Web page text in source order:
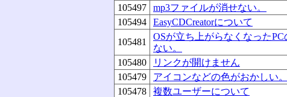
105497
mp3ファイルが消せない。
105494
EasyCDCreatorについて
105481
OSが立ち上がらなくなった
ない。
105480
リンクが開けません
105479
アイコンなどの色がおかしい。
105478
複数ユーザーについて